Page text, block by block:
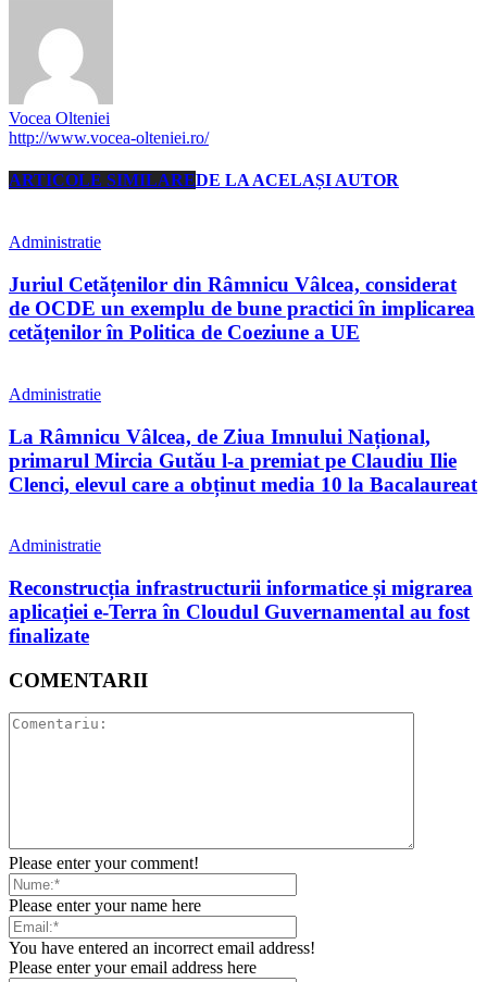
Vocea Olteniei
http://www.vocea-olteniei.ro/
ARTICOLE SIMILAREDE LA ACELAȘI AUTOR
Administratie
Juriul Cetățenilor din Râmnicu Vâlcea, considerat
de OCDE un exemplu de bune practici în implicarea
cetățenilor în Politica de Coeziune a UE
Administratie
La Râmnicu Vâlcea, de Ziua Imnului Național,
primarul Mircia Gutău l-a premiat pe Claudiu Ilie
Clenci, elevul care a obținut media 10 la Bacalaureat
Administratie
Reconstrucția infrastructurii informatice și migrarea
aplicației e-Terra în Cloudul Guvernamental au fost
finalizate
COMENTARII
Please enter your comment!
Please enter your name here
You have entered an incorrect email address!
Please enter your email address here